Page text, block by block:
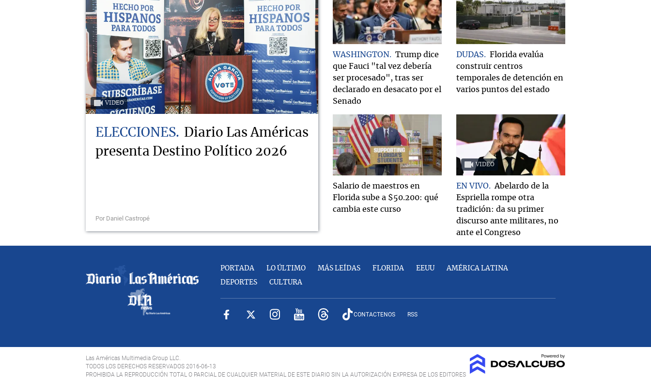
VIDEO
ELECCIONES
Diario Las Américas
presenta Destino Político 2026
Por Daniel Castropé
WASHINGTON
Trump dice
que Fauci "tal vez debería
ser procesado", tras ser
declarado en desacato por el
Senado
DUDAS
Florida evalúa
construir centros
temporales de detención en
varios puntos del estado
Salario de maestros en
Florida sube a $50.200: qué
cambia este curso
VIDEO
EN VIVO
Abelardo de la
Espriella rompe otra
tradición: da su primer
discurso ante militares, no
ante el Congreso
PORTADA LO ÚLTIMO MÁS LEÍDAS FLORIDA EEUU AMÉRICA LATINA
DEPORTES CULTURA
CONTACTENOS RSS
Las Américas Multimedia Group LLC.
TODOS LOS DERECHOS RESERVADOS 2016-06-13
PROHIBIDA LA REPRODUCCIÓN TOTAL O PARCIAL DE CUALQUIER MATERIAL DE ESTE DIARIO SIN LA AUTORIZACIÓN EXPRESA DE LOS EDITORES